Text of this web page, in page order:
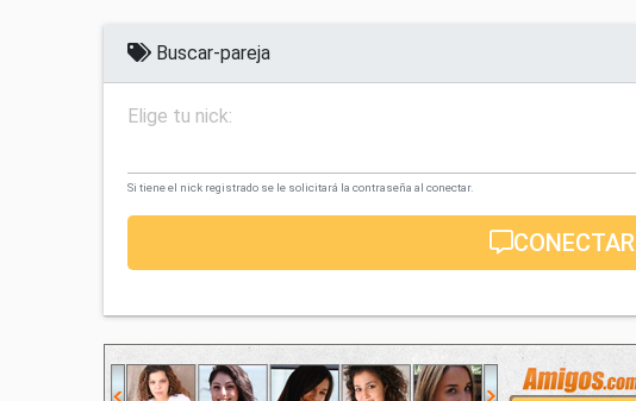
Buscar-pareja
Elige tu nick:
Si tiene el nick registrado se le solicitará la contraseña al conectar.
CONECTAR